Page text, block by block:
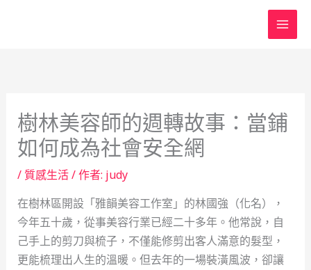
樹林美容師的週轉故事：當鋪
如何成為社會安全網
/ 質感生活/ 作者: judy
在樹林區開設「雅韻美容工作室」的林國強（化名），
今年五十歲，從事美容行業已經二十多年。他常說，自
己手上的剪刀與梳子，不僅能修剪出客人滿意的髮型，
更能梳理出人生的溫暖。但去年的一場裝潢風波，卻讓